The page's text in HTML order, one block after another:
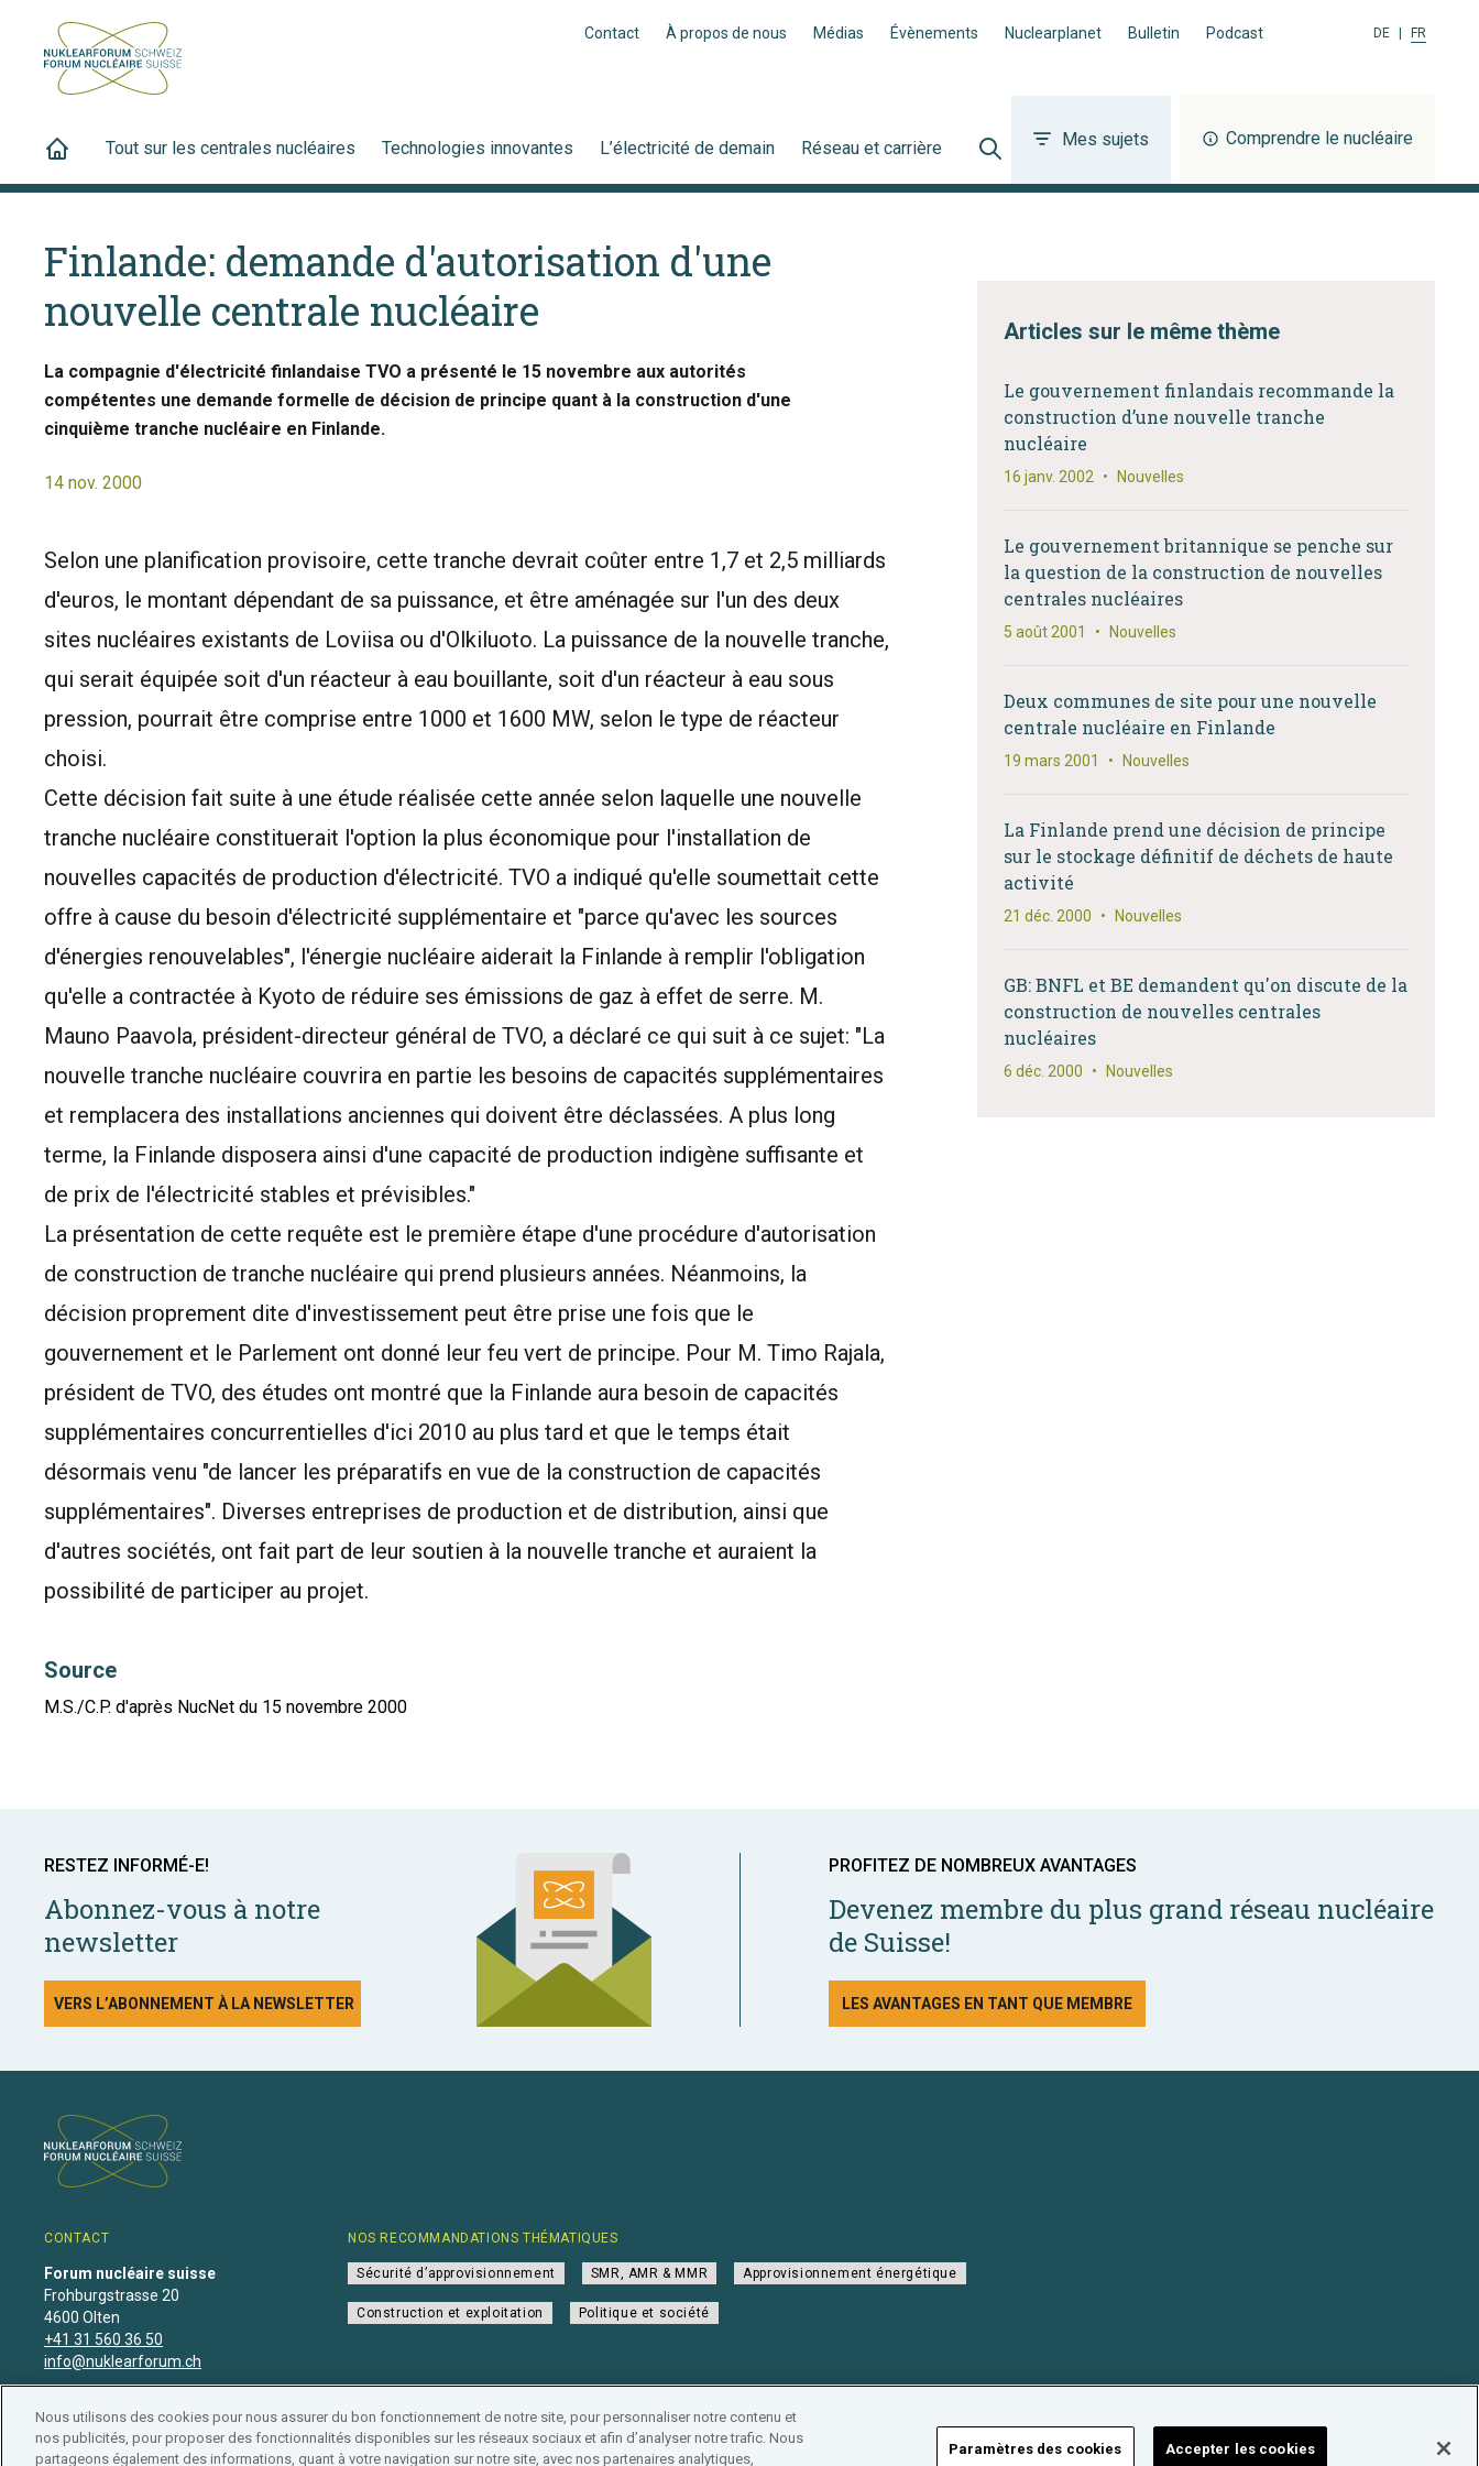
Contact À propos de nous Médias Évènements Nuclearplanet Bulletin Podcast DE FR
Tout sur les centrales nucléaires Technologies innovantes L’électricité de demain Réseau et carrière Mes sujets Comprendre le nucléaire
Finlande: demande d'autorisation d'une
nouvelle centrale nucléaire
La compagnie d'électricité finlandaise TVO a présenté le 15 novembre aux autorités
compétentes une demande formelle de décision de principe quant à la construction d'une
cinquième tranche nucléaire en Finlande.
14 nov. 2000
Selon une planification provisoire, cette tranche devrait coûter entre 1,7 et 2,5 milliards
d'euros, le montant dépendant de sa puissance, et être aménagée sur l'un des deux
sites nucléaires existants de Loviisa ou d'Olkiluoto. La puissance de la nouvelle tranche,
qui serait équipée soit d'un réacteur à eau bouillante, soit d'un réacteur à eau sous
pression, pourrait être comprise entre 1000 et 1600 MW, selon le type de réacteur
choisi.
Cette décision fait suite à une étude réalisée cette année selon laquelle une nouvelle
tranche nucléaire constituerait l'option la plus économique pour l'installation de
nouvelles capacités de production d'électricité. TVO a indiqué qu'elle soumettait cette
offre à cause du besoin d'électricité supplémentaire et "parce qu'avec les sources
d'énergies renouvelables", l'énergie nucléaire aiderait la Finlande à remplir l'obligation
qu'elle a contractée à Kyoto de réduire ses émissions de gaz à effet de serre. M.
Mauno Paavola, président-directeur général de TVO, a déclaré ce qui suit à ce sujet: "La
nouvelle tranche nucléaire couvrira en partie les besoins de capacités supplémentaires
et remplacera des installations anciennes qui doivent être déclassées. A plus long
terme, la Finlande disposera ainsi d'une capacité de production indigène suffisante et
de prix de l'électricité stables et prévisibles."
La présentation de cette requête est le première étape d'une procédure d'autorisation
de construction de tranche nucléaire qui prend plusieurs années. Néanmoins, la
décision proprement dite d'investissement peut être prise une fois que le
gouvernement et le Parlement ont donné leur feu vert de principe. Pour M. Timo Rajala,
président de TVO, des études ont montré que la Finlande aura besoin de capacités
supplémentaires concurrentielles d'ici 2010 au plus tard et que le temps était
désormais venu "de lancer les préparatifs en vue de la construction de capacités
supplémentaires". Diverses entreprises de production et de distribution, ainsi que
d'autres sociétés, ont fait part de leur soutien à la nouvelle tranche et auraient la
possibilité de participer au projet.
Source
M.S./C.P. d'après NucNet du 15 novembre 2000
Articles sur le même thème
Le gouvernement finlandais recommande la
construction d’une nouvelle tranche
nucléaire
16 janv. 2002 • Nouvelles
Le gouvernement britannique se penche sur
la question de la construction de nouvelles
centrales nucléaires
5 août 2001 • Nouvelles
Deux communes de site pour une nouvelle
centrale nucléaire en Finlande
19 mars 2001 • Nouvelles
La Finlande prend une décision de principe
sur le stockage définitif de déchets de haute
activité
21 déc. 2000 • Nouvelles
GB: BNFL et BE demandent qu'on discute de la
construction de nouvelles centrales
nucléaires
6 déc. 2000 • Nouvelles
RESTEZ INFORMÉ-E!
Abonnez-vous à notre
newsletter
VERS L’ABONNEMENT À LA NEWSLETTER
PROFITEZ DE NOMBREUX AVANTAGES
Devenez membre du plus grand réseau nucléaire
de Suisse!
LES AVANTAGES EN TANT QUE MEMBRE
CONTACT
Forum nucléaire suisse
Frohburgstrasse 20
4600 Olten
+41 31 560 36 50
info@nuklearforum.ch
NOS RECOMMANDATIONS THÉMATIQUES
Sécurité d’approvisionnement SMR, AMR & MMR Approvisionnement énergétique
Construction et exploitation Politique et société
Nous utilisons des cookies pour nous assurer du bon fonctionnement de notre site, pour personnaliser notre contenu et
nos publicités, pour proposer des fonctionnalités disponibles sur les réseaux sociaux et afin d’analyser notre trafic. Nous
partageons également des informations, quant à votre navigation sur notre site, avec nos partenaires analytiques,
Paramètres des cookies Accepter les cookies